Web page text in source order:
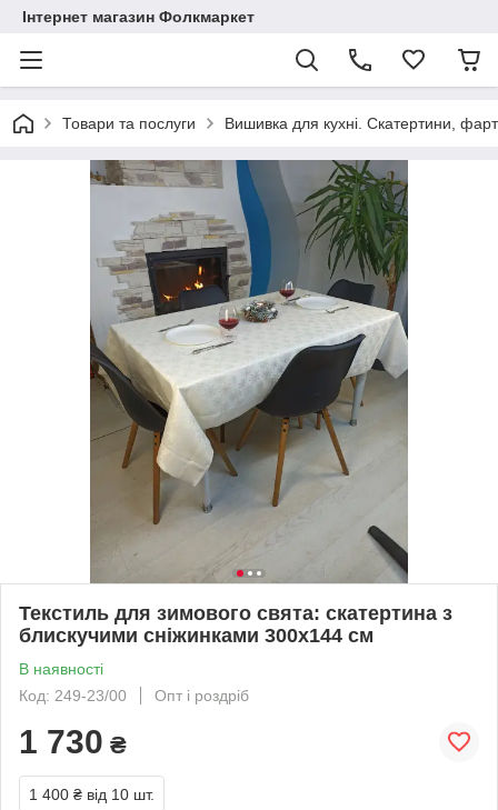
Інтернет магазин Фолкмаркет
Товари та послуги Вишивка для кухні. Скатертини,
Текстиль для зимового свята: скатертина з
блискучими сніжинками 300х144 см
В наявності
Код: 249-23/00
Опт і роздріб
1 730 ₴
1 400 ₴ від 10 шт.